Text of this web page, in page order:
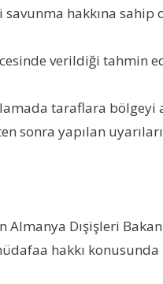
savunma hakkına
verildiği tahmin
taraflara
sonra yapılan
Dışişleri
hakkı